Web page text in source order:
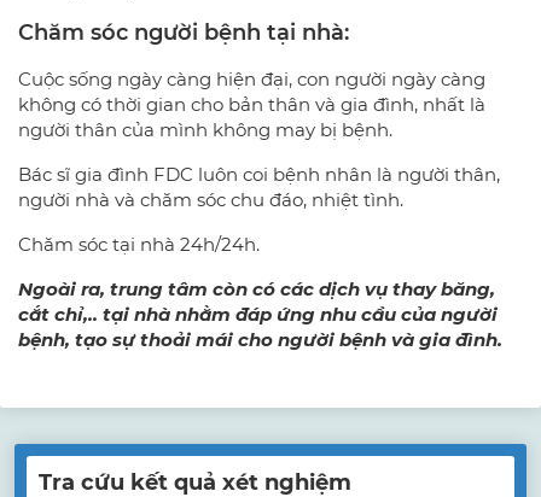
Chăm sóc người bệnh tại nhà:
Cuộc sống ngày càng hiện đại, con người ngày càng
không có thời gian cho bản thân và gia đình, nhất là
người thân của mình không may bị bệnh.
Bác sĩ gia đình FDC luôn coi bệnh nhân là người thân,
người nhà và chăm sóc chu đáo, nhiệt tình.
Chăm sóc tại nhà 24h/24h.
Ngoài ra, trung tâm còn có các dịch vụ thay băng,
cắt chỉ,.. tại nhà nhằm đáp ứng nhu cầu của người
bệnh, tạo sự thoải mái cho người bệnh và gia đình.
Tra cứu kết quả xét nghiệm